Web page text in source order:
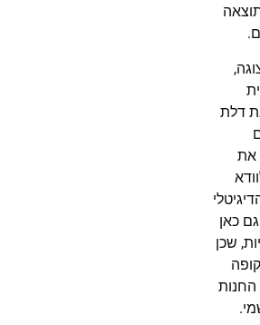
דלת
את
כאן
שכן
החנות